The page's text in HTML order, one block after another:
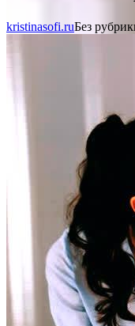
kristinasofi.ruБез